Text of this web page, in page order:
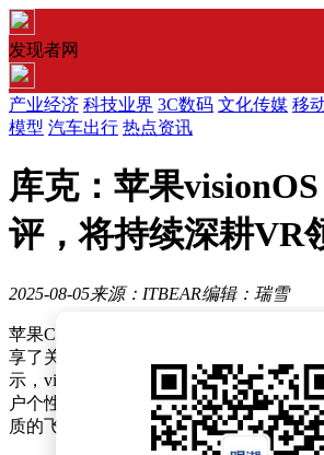
发现者网
产业经济 科技业界 3C数码 文化传媒 移
模型 汽车出行 热点资讯
库克：苹果
评，将持续深耕VR
2025-08-05来源：ITBEAR编辑：瑞雪
苹果CEO库克在近期的一次财报电话会
享了关于公司最新虚拟现实操作系统
示，visionOS 26不仅带来了空间小组件
户个性化打造自己的数字空间，还在空
质的飞跃，形象更加栩栩如生。